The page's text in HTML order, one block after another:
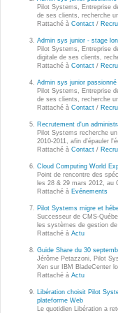
Webdesign - UX
DÉMARCHE DEVOPS
MÉTHODOLOGIE
TRANSFO DIGITALE
CONCEPTS
Prestations
Cas d'usages
CLOUD BROKER
Business model
Cloud broker
Pilot Systems, Entreprise
de ses clients, recherche
Rattaché à Contact /
Admin sys junior - stage
Pilot Systems, Entreprise
digitale de ses clients,
Rattaché à Contact /
Admin sys junior
Pilot Systems, Entreprise
de ses clients, recherche
Rattaché à Contact /
Recrutement d'un
Pilot Systems recherche
2010-2011, afin d'épauler
Rattaché à Contact /
Cloud Computing World
Point de rencontre des
les 28 & 29 mars 2012, au
Rattaché à Evénements
Pilot Systems migre et
Successeur de CMS-
les systèmes de gestion
Rattaché à Actu
Guide Share du 30
Jérôme Petazzoni, Pilot
Xen sur IBM BladeCenter
Rattaché à Actu
Libération choisit Pilot
plateforme Web
Le quotidien Libération a